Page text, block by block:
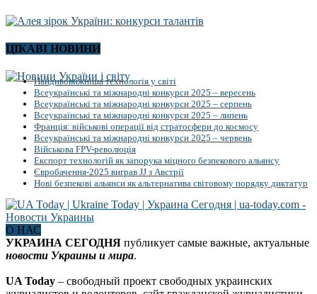
ЦІКАВІ НОВИНИ
Найдивовижніша технологія у світі
Всеукраїнські та міжнародні конкурси 2025 – вересень
Всеукраїнські та міжнародні конкурси 2025 – серпень
Всеукраїнські та міжнародні конкурси 2025 – липень
Франція: військові операції від стратосфери до космосу
Всеукраїнські та міжнародні конкурси 2025 – червень
Військова FPV-революція
Експорт технологій як запорука міцного безпекового альянсу
Євробачення-2025 виграв JJ з Австрії
Нові безпекові альянси як альтернатива світовому порядку диктатур
О НАС
УКРАИНА СЕГОДНЯ публикует самые важные, актуальные
новости Украины и мира.
UA Today – свободный проект свободных украинских